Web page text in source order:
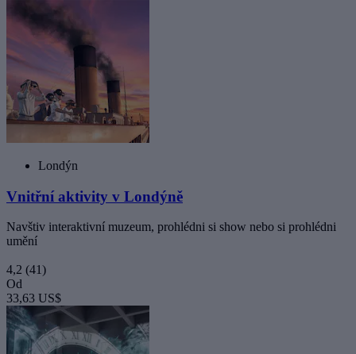
Londýn
Vnitřní aktivity v Londýně
Navštiv interaktivní muzeum, prohlédni si show nebo si prohlédni
umění
4,2 (41)
Od
33,63 US$